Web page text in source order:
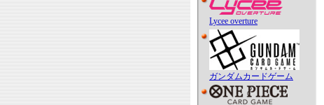
Lycee overture
ガンダムカードゲーム